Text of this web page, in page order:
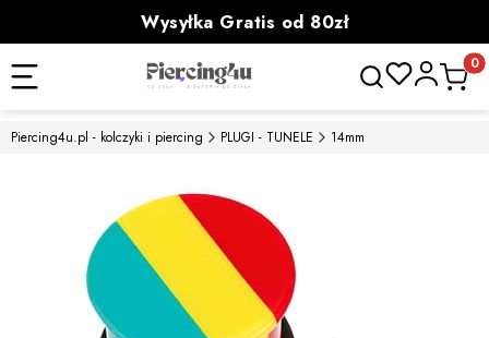
Wysyłka Gratis od 80zł
powyżej 100zł prezent
Otwórz
Piercing4u.pl - kolczyki i piercing PLUGI - TUNELE 14mm